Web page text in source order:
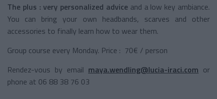
The plus : very personalized advice and a low key ambiance.
You can bring your own headbands, scarves and other
accessories to finally learn how to wear them.
Group course every Monday. Price : 70€ / person
Rendez-vous by email maya.wendling@lucia-iraci.com or
phone at 06 88 38 76 03